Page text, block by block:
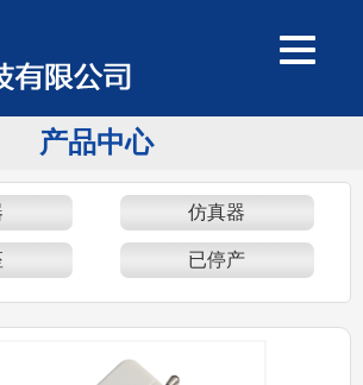
产品中心
仿真器
已停产